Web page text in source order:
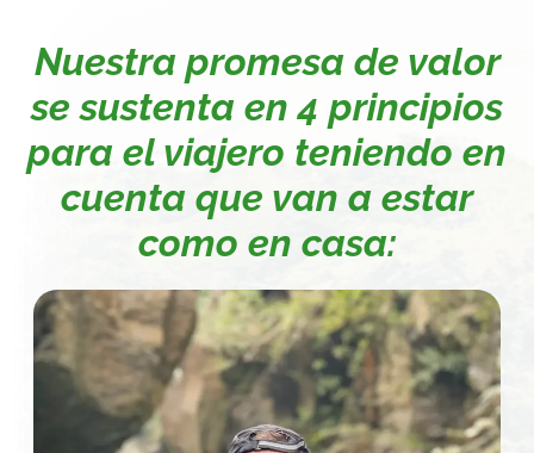
Nuestra promesa de valor
se sustenta en 4 principios
para el viajero teniendo en
cuenta que van a estar
como en casa: